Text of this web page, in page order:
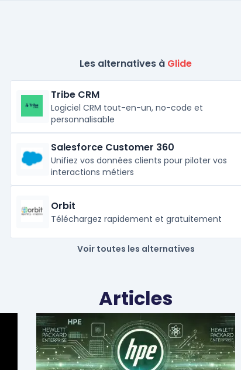
Les alternatives à Glide
Tribe CRM
Logiciel CRM tout-en-un, no-code et
personnalisable
Salesforce Customer 360
Unifiez vos données clients pour piloter vos
interactions métiers
Orbit
Téléchargez rapidement et gratuitement
Voir toutes les alternatives
Articles